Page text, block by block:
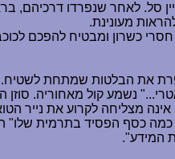
סל. לאחר שנפרדו דרכיהם,
מעונינת.
כשרון ומבטיח להפכם
את הבלטות שמתחת לשטיח.
נשמע קול מאחוריה.
מצליחה לקרוע את נייר
כסף הפסיד בתרמית שלו"
המידע".